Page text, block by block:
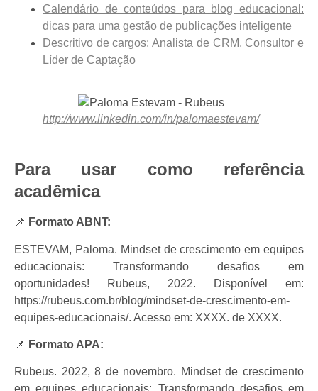
Calendário de conteúdos para blog educacional:
dicas para uma gestão de publicações inteligente
Descritivo de cargos: Analista de CRM, Consultor e
Líder de Captação
http://www.linkedin.com/in/palomaestevam/
Para usar como referência
acadêmica
📌 Formato ABNT:
ESTEVAM, Paloma. Mindset de crescimento em equipes
educacionais: Transformando desafios em
oportunidades! Rubeus, 2022. Disponível em:
https://rubeus.com.br/blog/mindset-de-crescimento-em-
equipes-educacionais/. Acesso em: XXXX. de XXXX.
📌 Formato APA:
Rubeus. 2022, 8 de novembro. Mindset de crescimento